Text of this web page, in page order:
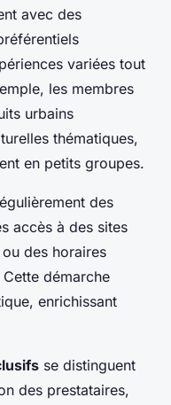
avec des
variées tout
les membres
urbains
thématiques,
en petits groupes.
des
accès à des sites
des horaires
démarche
enrichissant
se distinguent
des prestataires,